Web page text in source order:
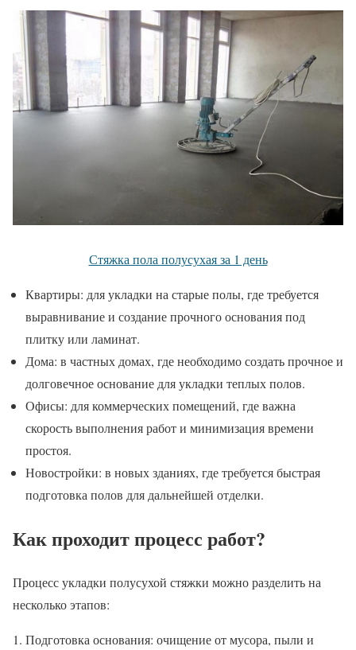
Стяжка пола полусухая за 1 день
Квартиры: для укладки на старые полы, где требуется
выравнивание и создание прочного основания под
плитку или ламинат.
Дома: в частных домах, где необходимо создать прочное и
долговечное основание для укладки теплых полов.
Офисы: для коммерческих помещений, где важна
скорость выполнения работ и минимизация времени
простоя.
Новостройки: в новых зданиях, где требуется быстрая
подготовка полов для дальнейшей отделки.
Как проходит процесс работ?
Процесс укладки полусухой стяжки можно разделить на
несколько этапов:
Подготовка основания: очищение от мусора, пыли и